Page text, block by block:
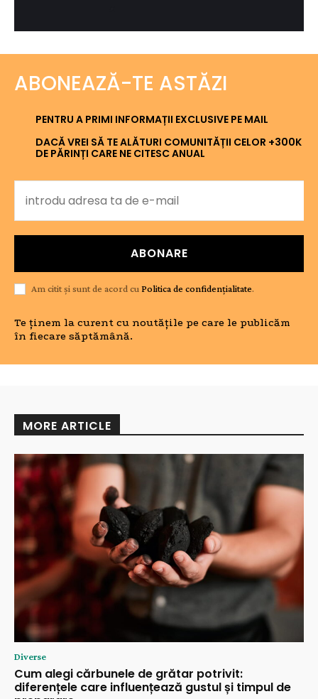
ABONEAZĂ-TE ASTĂZI
PENTRU A PRIMI INFORMAȚII EXCLUSIVE PE MAIL
DACĂ VREI SĂ TE ALĂTURI COMUNITĂȚII CELOR +300K
DE PĂRINȚI CARE NE CITESC ANUAL
ABONARE
Am citit și sunt de acord cuPolitica de confidențialitate.
Te ținem la curent cu noutățile pe care le publicăm
în fiecare săptămână.
MORE ARTICLE
Diverse
Cum alegi cărbunele de grătar potrivit:
diferențele care influențează gustul și timpul de